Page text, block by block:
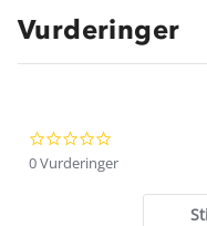
Vurderinger
star
0 Vurderinger
Kundeservice
Klima og miljø
Trelagsprinsippet
Alt du trenger til